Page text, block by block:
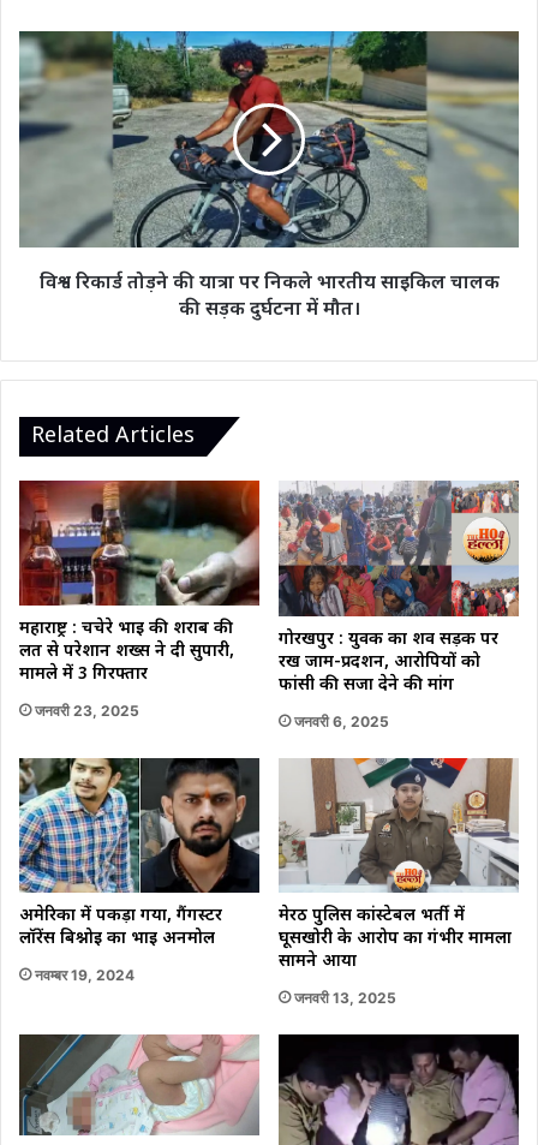
पर्सनल
लॉ
बोर्ड।
विश्व
रिकार्ड
तोड़ने
की
यात्रा
साइकिल
चालक
विश्व रिकार्ड तोड़ने की यात्रा पर निकले भारतीय साइकिल चालक
की सड़क दुर्घटना में मौत।
Related Articles
महाराष्ट्र : चचेरे भाई की शराब की
लत से परेशान शख्स ने दी सुपारी,
मामले में 3 गिरफ्तार
जनवरी 23, 2025
गोरखपुर : युवक का शव सड़क पर
रख जाम-प्रदर्शन, आरोपियों को
फांसी की सजा देने की मांग
जनवरी 6, 2025
अमेरिका में पकड़ा गया, गैंगस्टर
लॉरेंस बिश्नोई का भाई अनमोल
नवम्बर 19, 2024
मेरठ पुलिस कांस्टेबल भर्ती में
घूसखोरी के आरोप का गंभीर मामला
सामने आया
जनवरी 13, 2025